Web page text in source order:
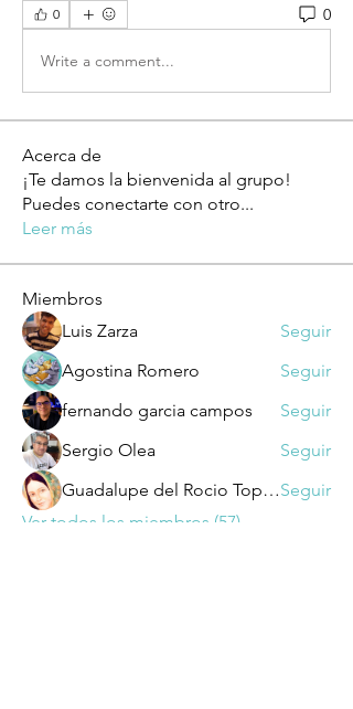
0 0
Write a comment...
Acerca de
¡Te damos la bienvenida al grupo!
Puedes conectarte con otro...
Leer más
Miembros
Luis Zarza
Seguir
Agostina Romero
Seguir
fernando garcia campos
Seguir
Sergio Olea
Seguir
Guadalupe del Rocio Topete DuarteSeguir
Ver todos los miembros (57)